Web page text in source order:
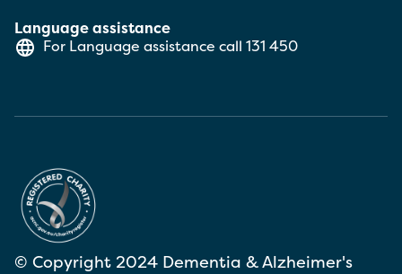
Language assistance
For Language assistance call 131 450
© Copyright 2024 Dementia & Alzheimer's